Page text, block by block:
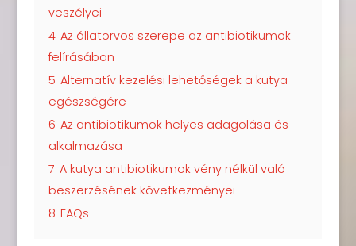
veszélyei
4 Az állatorvos szerepe az antibiotikumok
felírásában
5 Alternatív kezelési lehetőségek a kutya
egészségére
6 Az antibiotikumok helyes adagolása és
alkalmazása
7 A kutya antibiotikumok vény nélkül való
beszerzésének következményei
8 FAQs